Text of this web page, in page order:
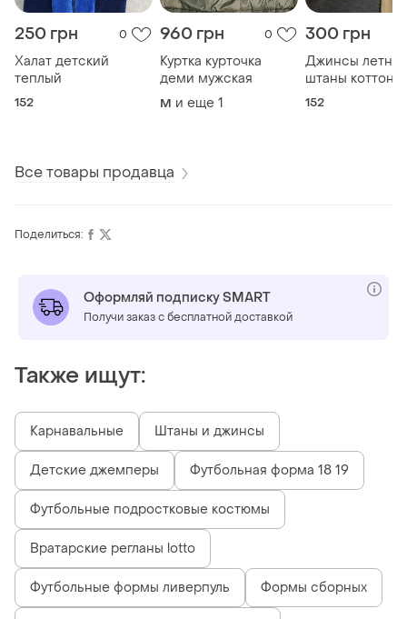
250 грн 0
Халат детский
теплый
152
960 грн 0
Куртка курточка
деми мужская
M и еще 1
300 грн
Джинсы
штаны
152
Все товары продавца
Поделиться:
Оформляй подписку SMART
Получи заказ с бесплатной доставкой
Также ищут:
Карнавальные Штаны и джинсы
Детские джемперы Футбольная форма 18 19
Футбольные подростковые костюмы
Вратарские регланы lotto
Футбольные формы ливерпуль Формы сборных